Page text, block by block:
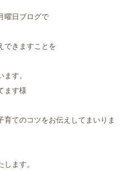
曜日ブログで
できますことを
す。
ます様
育てのコツをお伝えしてまいりま
ます。